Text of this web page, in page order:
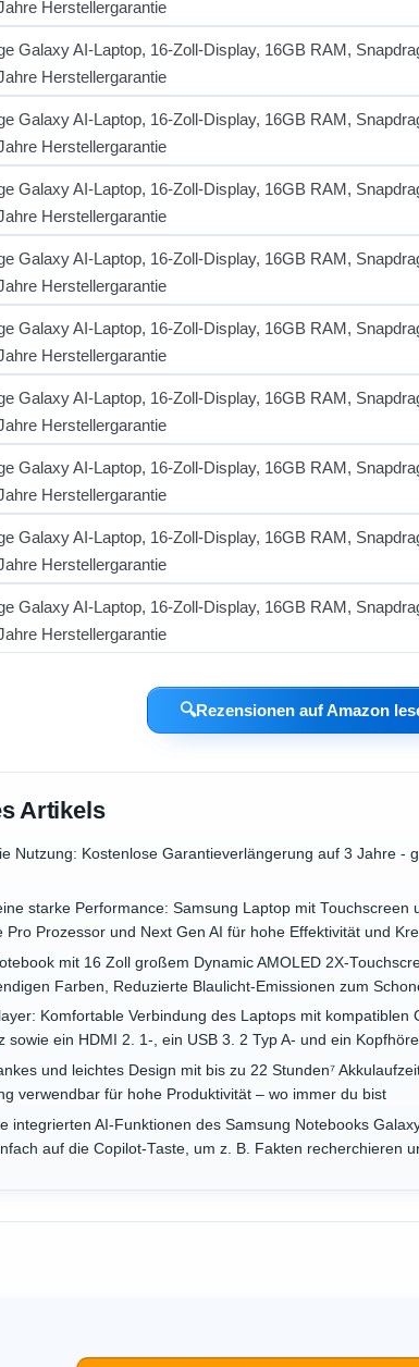
🔍Rezensionen auf Amazon
Artikels
Nutzung: Kostenlose Garantieverlängerung auf 3 Jahre -
starke Performance: Samsung Laptop mit Touchscreen
Pro Prozessor und Next Gen AI für hohe Effektivität und
mit 16 Zoll großem Dynamic AMOLED 2X-
Farben, Reduzierte Blaulicht-Emissionen zum
Komfortable Verbindung des Laptops mit
sowie ein HDMI 2. 1-, ein USB 3. 2 Typ A- und ein
und leichtes Design mit bis zu 22 Stunden⁷
verwendbar für hohe Produktivität – wo immer du bist
integrierten AI-Funktionen des Samsung Notebooks
auf die Copilot-Taste, um z. B. Fakten recherchieren